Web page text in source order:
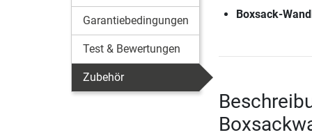
Garantiebedingungen
Test & Bewertungen
Zubehör
Boxsack-